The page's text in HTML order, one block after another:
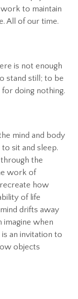
to maintain
All of our time.
is not enough
stand still; to be
doing nothing.
mind and body
sit and sleep.
the
work of
how
of life
drifts away
imagine when
an invitation to
objects